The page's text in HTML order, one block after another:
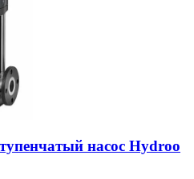
насос Hydroo